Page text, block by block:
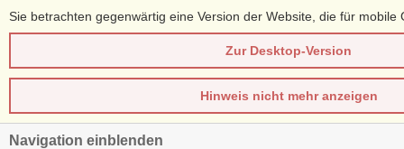
Sie betrachten gegenwärtig eine Version der Website, die für mobile
Zur Desktop-Version
Hinweis nicht mehr anzeigen
Navigation einblenden